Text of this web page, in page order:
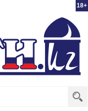
18+